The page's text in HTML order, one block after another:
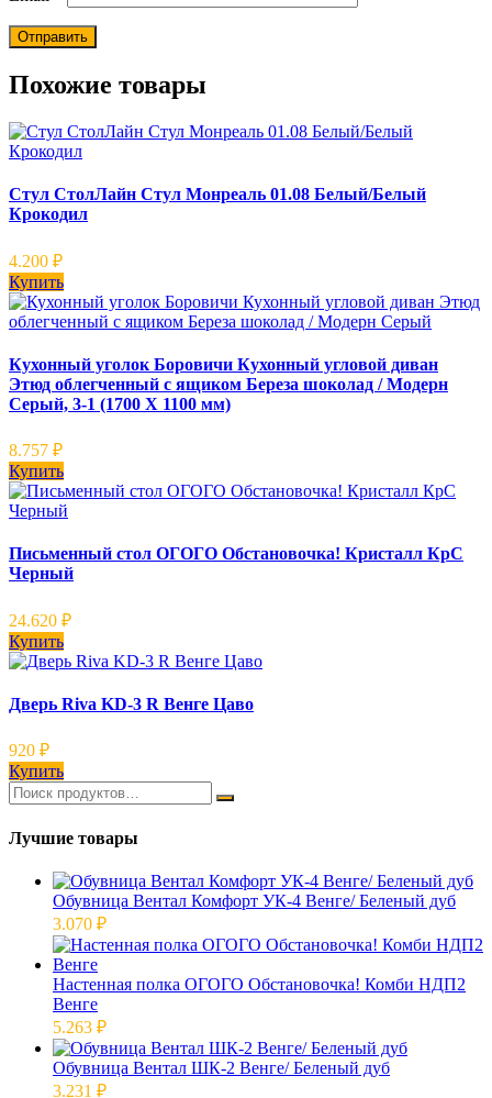
Похожие товары
Стул СтолЛайн Стул Монреаль 01.08 Белый/Белый
Крокодил
4.200 ₽
Купить
Кухонный уголок Боровичи Кухонный угловой диван
Этюд облегченный с ящиком Береза шоколад / Модерн
Серый, 3-1 (1700 Х 1100 мм)
8.757 ₽
Купить
Письменный стол ОГОГО Обстановочка! Кристалл КрС
Черный
24.620 ₽
Купить
Дверь Riva KD-3 R Венге Цаво
920 ₽
Купить
Лучшие товары
Обувница Вентал Комфорт УК-4 Венге/ Беленый дуб
3.070 ₽
Настенная полка ОГОГО Обстановочка! Комби НДП2
Венге
5.263 ₽
Обувница Вентал ШК-2 Венге/ Беленый дуб
3.231 ₽